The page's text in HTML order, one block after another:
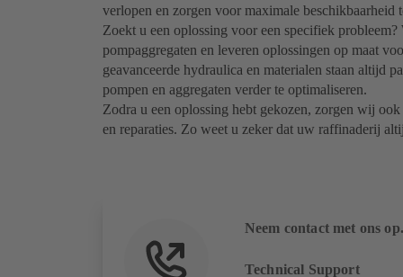
verlopen en zorgen voor maximale beschikbaarheid
Zoekt u een oplossing voor een specifiek
pompaggregaten en leveren oplossingen op maat
geavanceerde hydraulica en materialen staan altijd
pompen en aggregaten verder te optimaliseren.
Zodra u een oplossing hebt gekozen, zorgen wij
en reparaties. Zo weet u zeker dat uw raffinaderij
Neem contact met ons op.
Technical Support